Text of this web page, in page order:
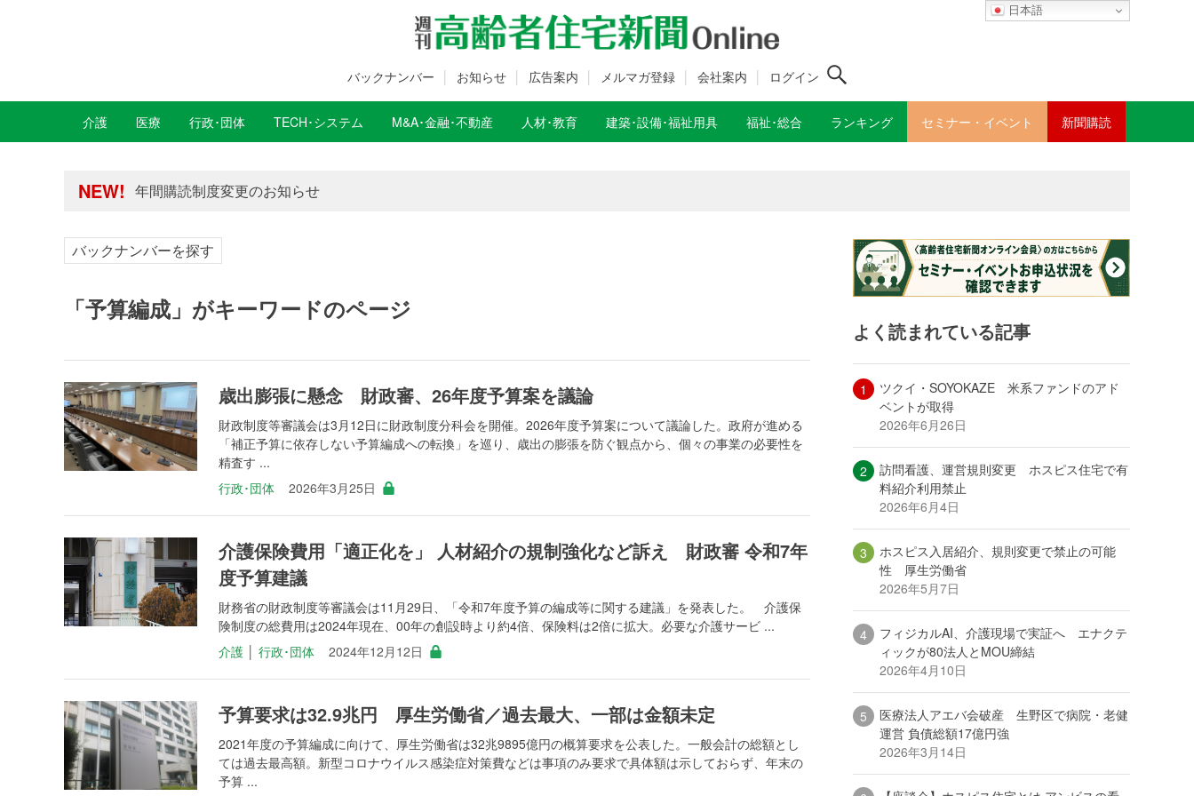
日本語
バックナンバー お知らせ 広告案内 メルマガ登録 会社案内 ログイン
介護 医療 行政･団体 TECH･システム M&A･金融･不動産 人材･教育 建築･設備･福祉用具 福祉･総合 ランキング セミナー・イベント 新聞購読
NEW!
年間購読制度変更のお知らせ
高齢者住宅新聞 無料会員の皆様へ閲覧本数変更のお知らせ
バックナンバーを探す
「予算編成」がキーワードのページ
歳出膨張に懸念 財政審、26年度予算案を議論
財政制度等審議会は3月12日に財政制度分科会を開催。2026年度予算案について議論した。政府が進める
「補正予算に依存しない予算編成への転換」を巡り、歳出の膨張を防ぐ観点から、個々の事業の必要性を
精査す ...
行政･団体
2026年3月25日
介護保険費用「適正化を」 人材紹介の規制強化など訴え 財政審 令和7年
度予算建議
財務省の財政制度等審議会は11月29日、「令和7年度予算の編成等に関する建議」を発表した。 介護保
険制度の総費用は2024年現在、00年の創設時より約4倍、保険料は2倍に拡大。必要な介護サービ ...
介護
行政･団体 2024年12月12日
予算要求は32.9兆円 厚生労働省／過去最大、一部は金額未定
2021年度の予算編成に向けて、厚生労働省は32兆9895億円の概算要求を公表した。一般会計の総額とし
ては過去最高額。新型コロナウイルス感染症対策費などは事項のみ要求で具体額は示しておらず、年末の
予算 ...
よく読まれている記事
ツクイ・SOYOKAZE 米系ファンドのアド
ベントが取得
2026年6月26日
訪問看護、運営規則変更 ホスピス住宅で有
料紹介利用禁止
2026年6月4日
ホスピス入居紹介、規則変更で禁止の可能
性 厚生労働省
2026年5月7日
フィジカルAI、介護現場で実証へ エナクテ
ィックが80法人とMOU締結
2026年4月10日
医療法人アエバ会破産 生野区で病院・老健
運営 負債総額17億円強
2026年3月14日